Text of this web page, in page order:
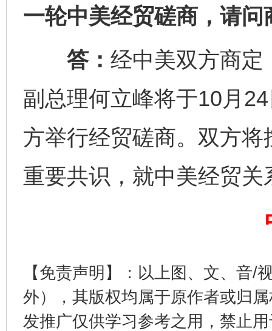
一轮中美经贸磋商，请
答： 经中美双方商定
副总理何立峰将于10月
方举行经贸磋商。双方
重要共识，就中美经贸
【免责声明】：以上图、文、音/
外），其版权均属于原作者或归
发推广仅供学习参考之用，禁止